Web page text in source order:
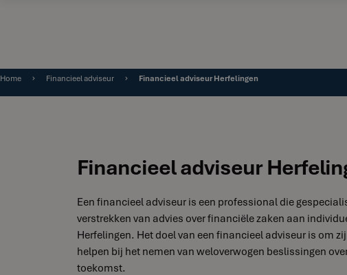
Home Financieel adviseur Financieel adviseur Herfelingen
Financieel adviseur
Een financieel adviseur is een professional die
verstrekken van advies over financiële zaken aan
Herfelingen. Het doel van een financieel adviseur is om
helpen bij het nemen van weloverwogen beslissingen
toekomst.